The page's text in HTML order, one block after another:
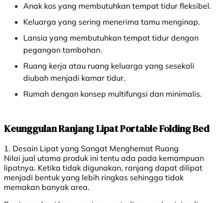
Anak kos yang membutuhkan tempat tidur fleksibel.
Keluarga yang sering menerima tamu menginap.
Lansia yang membutuhkan tempat tidur dengan
pegangan tambahan.
Ruang kerja atau ruang keluarga yang sesekali
diubah menjadi kamar tidur.
Rumah dengan konsep multifungsi dan minimalis.
Keunggulan Ranjang Lipat Portable Folding Bed
1. Desain Lipat yang Sangat Menghemat Ruang
Nilai jual utama produk ini tentu ada pada kemampuan
lipatnya. Ketika tidak digunakan, ranjang dapat dilipat
menjadi bentuk yang lebih ringkas sehingga tidak
memakan banyak area.